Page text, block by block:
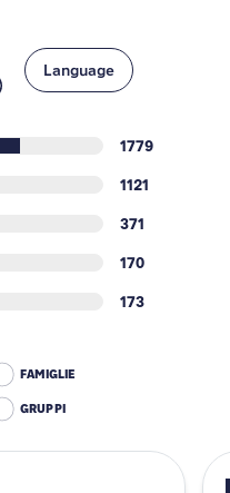
1779
1121
371
170
173
Language
FAMIGLIE
GRUPPI